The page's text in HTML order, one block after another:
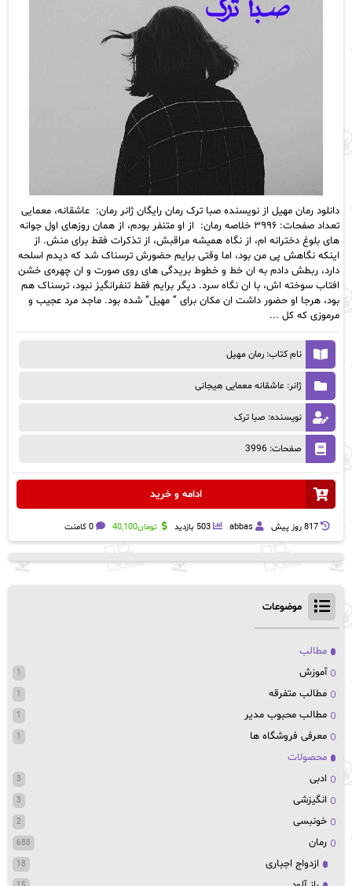
دانلود رمان مهیل از نویسنده صبا ترک رمان رایگان ژانر رمان: عاشقانه، معمایی
تعداد صفحات: ۳۹۹۶ خلاصه رمان: از او متنفر بودم، از همان روزهای اول جوانه
های بلوغ دخترانه ام، از نگاه همیشه مراقبش، از تذکرات فقط برای منش. از
اینکه نگاهش پی من بود، اما وقتی برایم حضورش ترسناک شد که دیدم اسلحه
دارد، ربطش دادم به ان خط و خطوط بریدگی های روی صورت و ان چهره‌ی خشن
افتاب سوخته اش، با ان نگاه سرد. دیگر برایم فقط تنفرانگیز نبود، ترسناک هم
بود، هرجا او حضور داشت ان مکان برای ” مهیل” شده بود. ماجد مرد عجیب و
مرموزی که کل ...
نام کتاب: رمان مهیل
ژانر: عاشقانه معمایی هیجانی
نویسنده: صبا ترک
صفحات: 3996
ادامه و خرید
817 روز پيش abbas 503 بازدید تومان40,100 0 کامنت
موضوعات
مطالب
آموزش
1
مطالب متفرقه 1
مطالب محبوب مدیر 1
معرفی فروشگاه ها 1
محصولات
ادبی
3
انگیزشی 3
خونبسی 2
رمان 688
ازدواج اجباری 18